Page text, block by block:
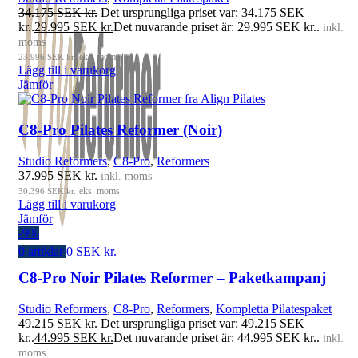
0 artiklar0 SEK kr.
34.175SEK kr. Det ursprungliga priset var: 34.175 SEK
kr..29.995 SEK kr.Det nuvarande priset är: 29.995 SEK kr.. inkl.
moms
23.996 SEK kr. eks. moms
Lägg till i varukorg
Jämför
C8-Pro Pilates Reformer (Noir)
Studio Reformers,C8-Pro,Reformers
37.995 SEK kr. inkl. moms
30.396 SEK kr. eks. moms
Lägg till i varukorg
Jämför
-9%
C8-Pro Noir Pilates Reformer – Paketkampanj
Studio Reformers, C8-Pro, Reformers, Kompletta Pilatespaket
49.215SEK kr. Det ursprungliga priset var: 49.215 SEK
kr..44.995 SEK kr.Det nuvarande priset är: 44.995 SEK kr.. inkl.
moms